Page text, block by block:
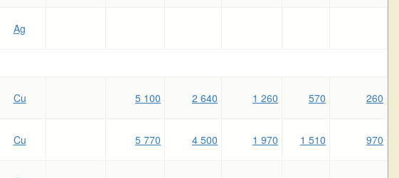
Ag
Cu 5 100 2 640 1 260 570 260
Cu 5 770 4 500 1 970 1 510 970